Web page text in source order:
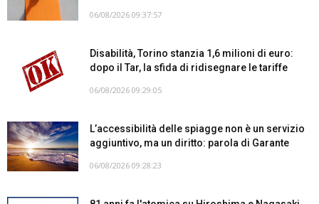
06/08/2026 09:37:57
Disabilità, Torino stanzia 1,6 milioni di euro:
dopo il Tar, la sfida di ridisegnare le tariffe
06/08/2026 09:29:05
L’accessibilità delle spiagge non è un servizio
aggiuntivo, ma un diritto: parola di Garante
06/08/2026 09:28:23